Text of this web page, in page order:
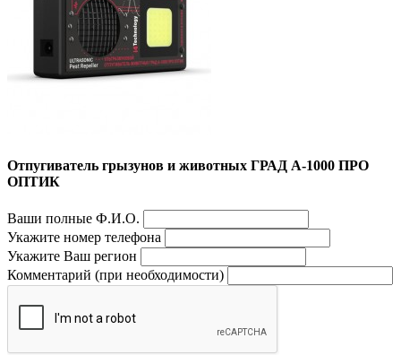
Отпугиватель грызунов и животных ГРАД А-1000 ПРО
ОПТИК
Ваши полные Ф.И.О.
Укажите номер телефона
Укажите Ваш регион
Комментарий (при необходимости)